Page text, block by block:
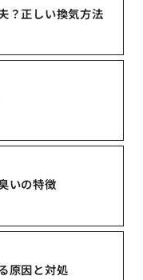
？正しい換気方法
いの特徴
原因と対処